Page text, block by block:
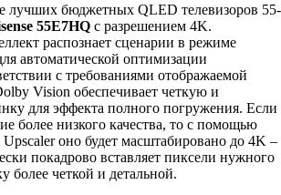
лучших бюджетных QLED телевизоров 55-
55E7HQ с разрешением 4K.
распознает сценарии в режиме
автоматической оптимизации
с требованиями отображаемой
Vision обеспечивает четкую и
для эффекта полного погружения. Если
более низкого качества, то с помощью
оно будет масштабировано до 4K –
покадрово вставляет пиксели нужного
более четкой и детальной.